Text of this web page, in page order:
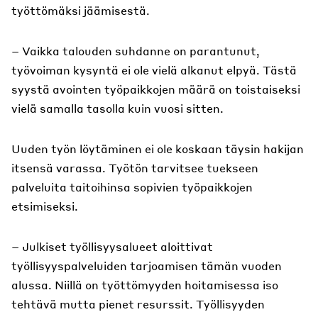
työttömäksi jäämisestä.
– Vaikka talouden suhdanne on parantunut,
työvoiman kysyntä ei ole vielä alkanut elpyä. Tästä
syystä avointen työpaikkojen määrä on toistaiseksi
vielä samalla tasolla kuin vuosi sitten.
Uuden työn löytäminen ei ole koskaan täysin hakijan
itsensä varassa. Työtön tarvitsee tuekseen
palveluita taitoihinsa sopivien työpaikkojen
etsimiseksi.
– Julkiset työllisyysalueet aloittivat
työllisyyspalveluiden tarjoamisen tämän vuoden
alussa. Niillä on työttömyyden hoitamisessa iso
tehtävä mutta pienet resurssit. Työllisyyden